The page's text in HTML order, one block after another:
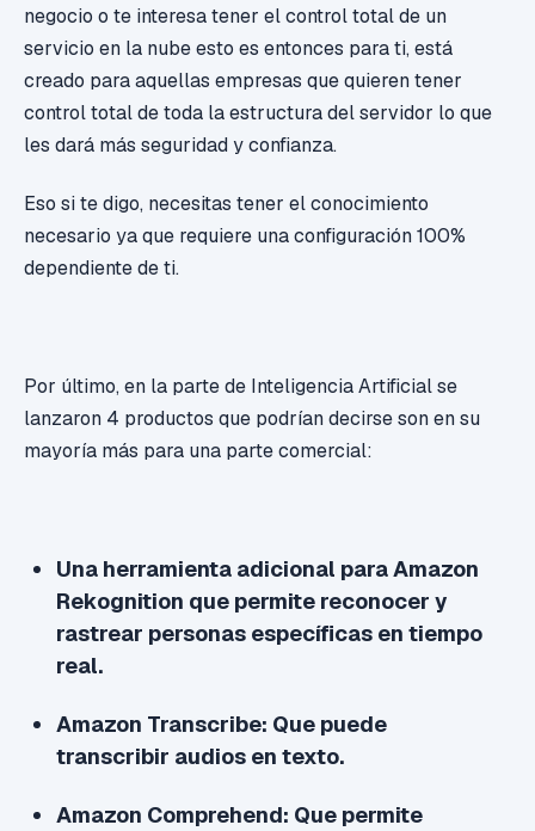
negocio o te interesa tener el control total de un
servicio en la nube esto es entonces para ti, está
creado para aquellas empresas que quieren tener
control total de toda la estructura del servidor lo que
les dará más seguridad y confianza.
Eso si te digo, necesitas tener el conocimiento
necesario ya que requiere una configuración 100%
dependiente de ti.
Por último, en la parte de Inteligencia Artificial se
lanzaron 4 productos que podrían decirse son en su
mayoría más para una parte comercial:
Una herramienta adicional para Amazon
Rekognition que permite reconocer y
rastrear personas específicas en tiempo
real.
Amazon Transcribe: Que puede
transcribir audios en texto.
Amazon Comprehend: Que permite